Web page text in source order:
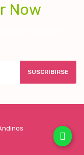
Now
SUSCRIBIRSE